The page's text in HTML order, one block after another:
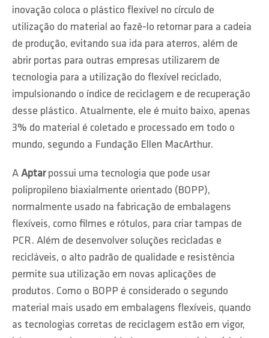
inovação coloca o plástico flexível no círculo de
utilização do material ao fazê-lo retornar para a cadeia
de produção, evitando sua ida para aterros, além de
abrir portas para outras empresas utilizarem de
tecnologia para a utilização do flexível reciclado,
impulsionando o índice de reciclagem e de recuperação
desse plástico. Atualmente, ele é muito baixo, apenas
3% do material é coletado e processado em todo o
mundo, segundo a Fundação Ellen MacArthur.
A Aptarpossui uma tecnologia que pode usar
polipropileno biaxialmente orientado (BOPP),
normalmente usado na fabricação de embalagens
flexíveis, como filmes e rótulos, para criar tampas de
PCR. Além de desenvolver soluções recicladas e
recicláveis, o alto padrão de qualidade e resistência
permite sua utilização em novas aplicações de
produtos. Como o BOPP é considerado o segundo
material mais usado em embalagens flexíveis, quando
as tecnologias corretas de reciclagem estão em vigor,